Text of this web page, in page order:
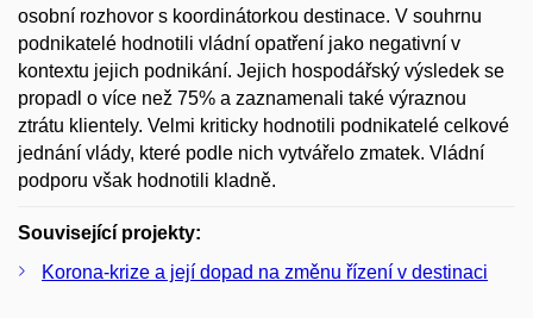
osobní rozhovor s koordinátorkou destinace. V souhrnu
podnikatelé hodnotili vládní opatření jako negativní v
kontextu jejich podnikání. Jejich hospodářský výsledek se
propadl o více než 75% a zaznamenali také výraznou
ztrátu klientely. Velmi kriticky hodnotili podnikatelé celkové
jednání vlády, které podle nich vytvářelo zmatek. Vládní
podporu však hodnotili kladně.
Související projekty:
Korona-krize a její dopad na změnu řízení v destinaci